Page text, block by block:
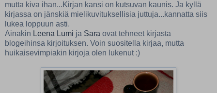
mutta kiva ihan...Kirjan kansi on kutsuvan kaunis. Ja kyllä
kirjassa on jänskiä mielikuvituksellisia juttuja...kannatta siis
lukea loppuun asti.
Ainakin Leena Lumi ja Sara ovat tehneet kirjasta
blogeihinsa kirjoituksen. Voin suositella kirjaa, mutta
huikaisevimpiakin kirjoja olen lukenut :)